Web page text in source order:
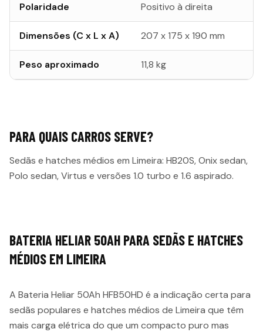
Polaridade Positivo à direita
Dimensões (C x L x A) 207 x 175 x 190 mm
Peso aproximado 11,8 kg
PARA QUAIS CARROS SERVE?
Sedãs e hatches médios em Limeira: HB20S, Onix sedan,
Polo sedan, Virtus e versões 1.0 turbo e 1.6 aspirado.
BATERIA HELIAR 50AH PARA SEDÃS E HATCHES
MÉDIOS EM LIMEIRA
A Bateria Heliar 50Ah HFB50HD é a indicação certa para
sedãs populares e hatches médios de Limeira que têm
mais carga elétrica do que um compacto puro mas